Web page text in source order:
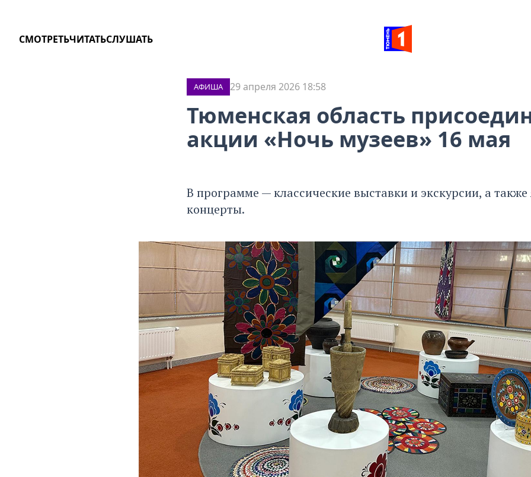
СМОТРЕТЬЧИТАТЬСЛУШАТЬ
АФИША 29 апреля 2026 18:58
Тюменская область
акции «Ночь музеев» 16 мая
В программе — классические выставки и экскурсии, а также
концерты.